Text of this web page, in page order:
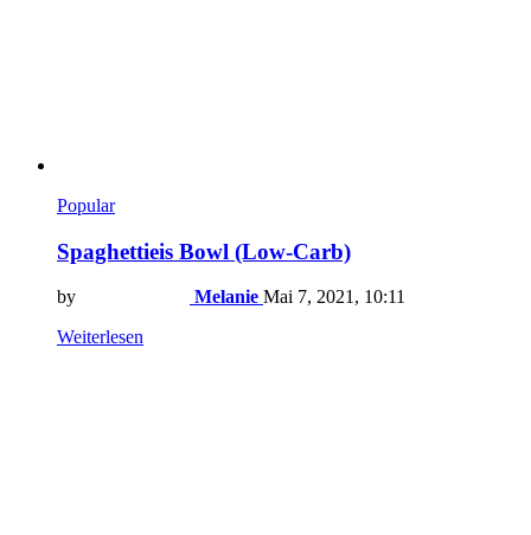
Popular
Spaghettieis Bowl (Low-Carb)
by Melanie Mai 7, 2021, 10:11
Weiterlesen